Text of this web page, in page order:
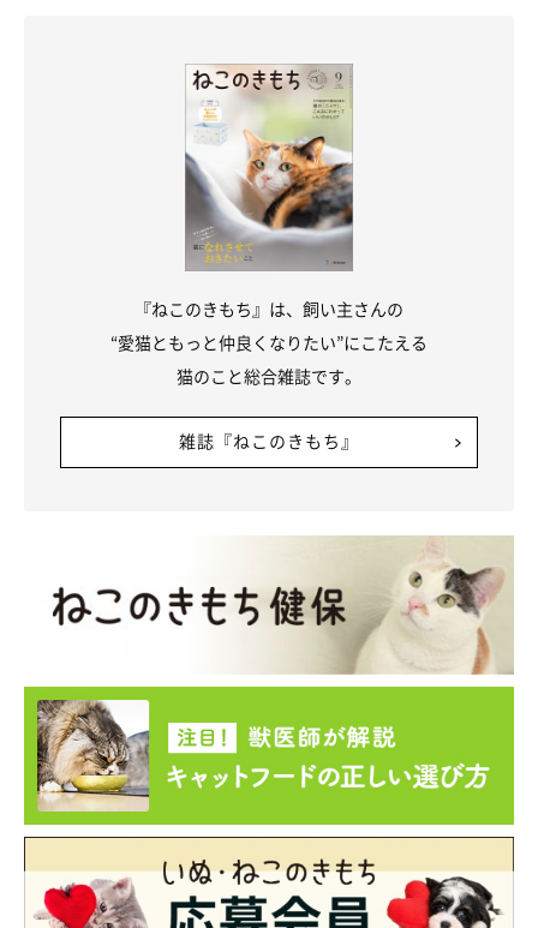
『ねこのきもち』は、飼い主さんの
“愛猫ともっと仲良くなりたい”にこたえる
猫のこと総合雑誌です。
雑誌『ねこのきもち』